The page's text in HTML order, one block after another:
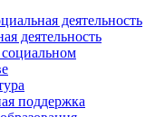
деятельность
деятельность
поддержка